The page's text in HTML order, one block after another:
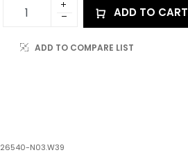
ADD TO CART
ADD TO COMPARE LIST
26540-N03.W39